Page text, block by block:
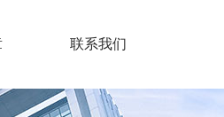
联系我们